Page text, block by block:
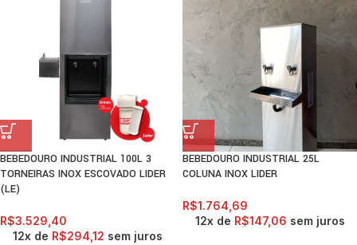
BEBEDOURO INDUSTRIAL 100L 3
TORNEIRAS INOX ESCOVADO LIDER
(LE)
R$3.529,40
12x de R$294,12 sem juros
BEBEDOURO INDUSTRIAL 25L
COLUNA INOX LIDER
R$1.764,69
12x de R$147,06 sem juros